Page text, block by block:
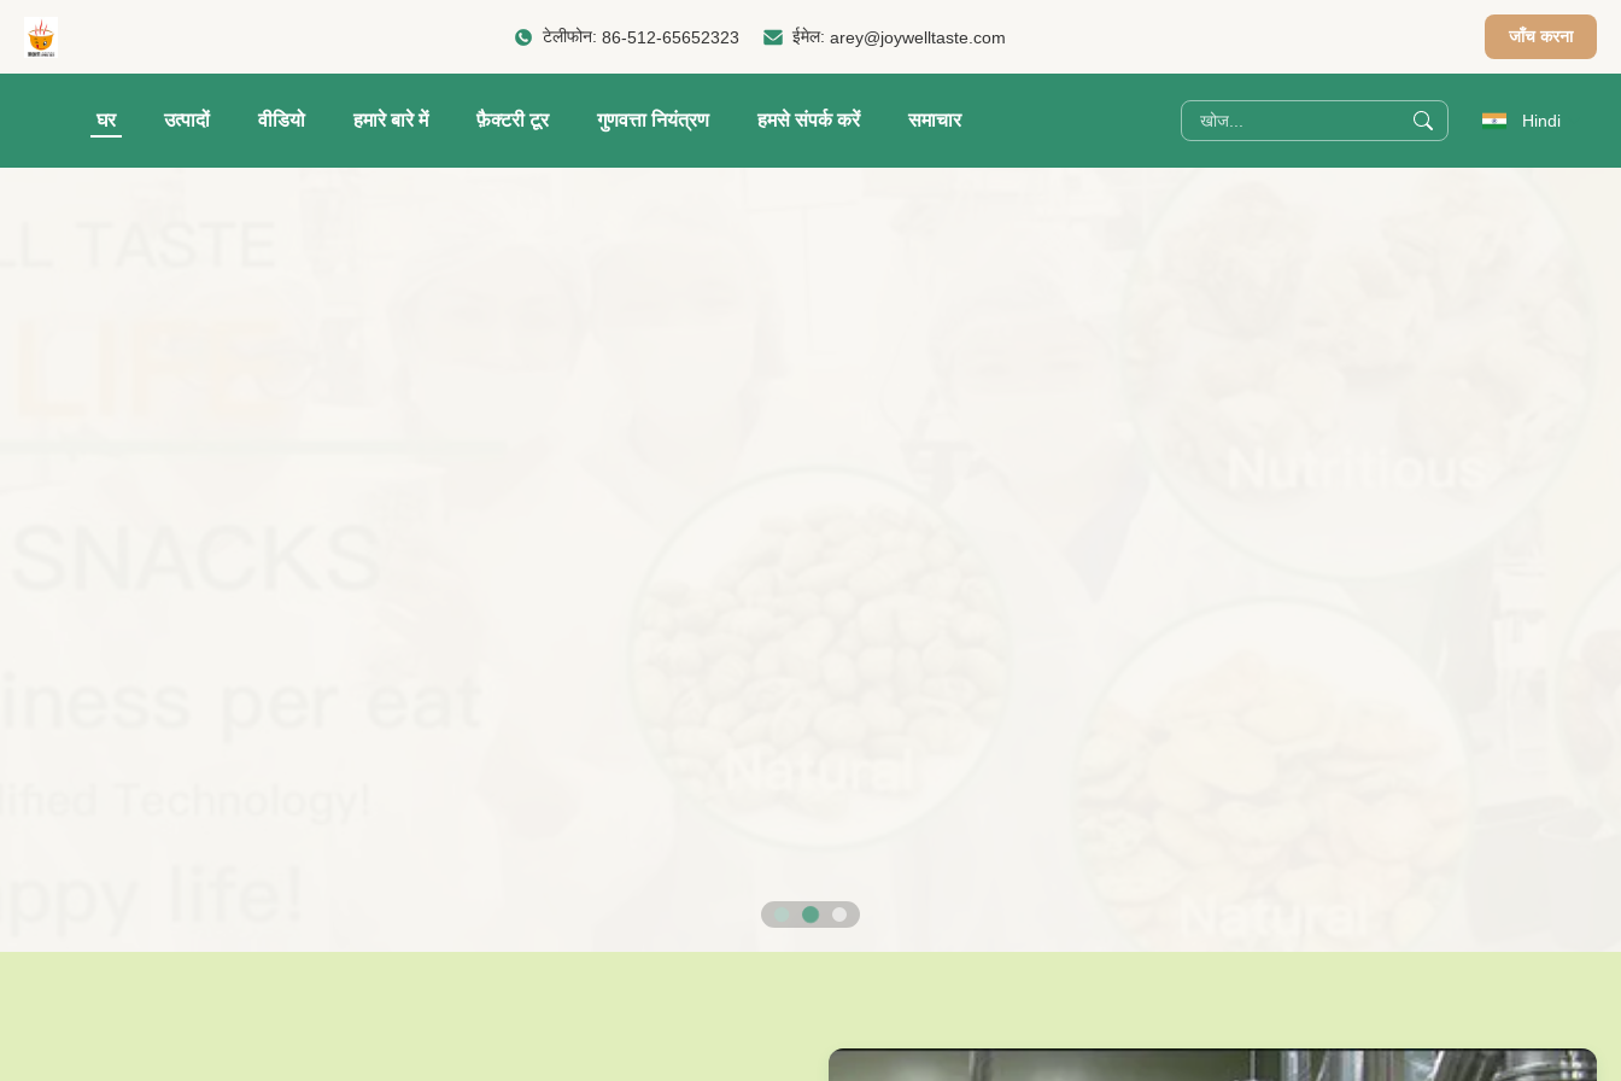
टेलीफोन: 86-512-65652323 ईमेल: arey@joywelltaste.com जाँच करना
घर उत्पादों वीडियो हमारे बारे में फ़ैक्टरी टूर गुणवत्ता नियंत्रण हमसे संपर्क करें समाचार Hindi